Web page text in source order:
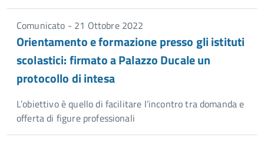
Comunicato - 21 Ottobre 2022
Orientamento e formazione presso gli istituti
scolastici: firmato a Palazzo Ducale un
protocollo di intesa
L’obiettivo è quello di facilitare l’incontro tra domanda e
offerta di figure professionali